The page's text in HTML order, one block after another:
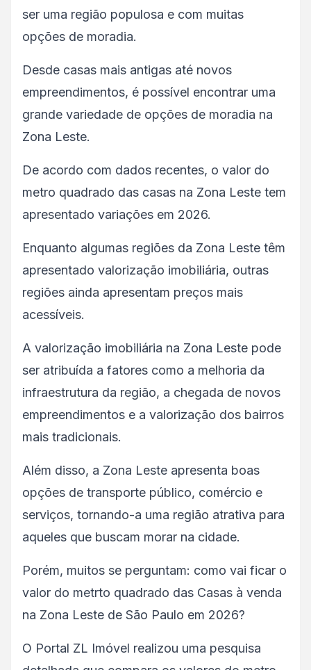
ser uma região populosa e com muitas
opções de moradia.
Desde casas mais antigas até novos
empreendimentos, é possível encontrar uma
grande variedade de opções de moradia na
Zona Leste.
De acordo com dados recentes, o valor do
metro quadrado das casas na Zona Leste tem
apresentado variações em 2026.
Enquanto algumas regiões da Zona Leste têm
apresentado valorização imobiliária, outras
regiões ainda apresentam preços mais
acessíveis.
A valorização imobiliária na Zona Leste pode
ser atribuída a fatores como a melhoria da
infraestrutura da região, a chegada de novos
empreendimentos e a valorização dos bairros
mais tradicionais.
Além disso, a Zona Leste apresenta boas
opções de transporte público, comércio e
serviços, tornando-a uma região atrativa para
aqueles que buscam morar na cidade.
Porém, muitos se perguntam: como vai ficar o
valor do metrto quadrado das Casas à venda
na Zona Leste de São Paulo em 2026?
O Portal ZL Imóvel realizou uma pesquisa